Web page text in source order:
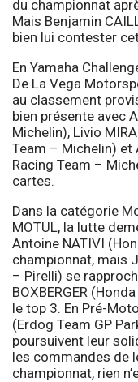
du championnat
Mais Benjamin
bien lui contester
En Yamaha
De La Vega
au classement
bien présente avec
Michelin), Livio
Team – Michelin) et
Racing Team –
cartes.
Dans la catégorie
MOTUL, la lutte
Antoine NATIVI
championnat, mais
– Pirelli) se
BOXBERGER
le top 3. En Pré-
(Erdog Team GP
poursuivent leur
les commandes de
championnat, rien